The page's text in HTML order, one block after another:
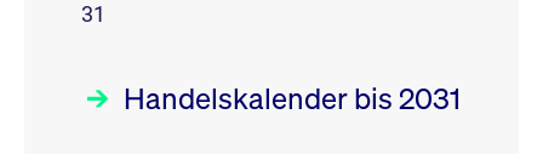
31
Handelskalender bis 2031